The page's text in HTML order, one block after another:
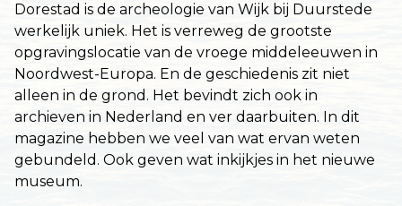
Dorestad is de archeologie van Wijk bij Duurstede
werkelijk uniek. Het is verreweg de grootste
opgravingslocatie van de vroege middeleeuwen in
Noordwest-Europa. En de geschiedenis zit niet
alleen in de grond. Het bevindt zich ook in
archieven in Nederland en ver daarbuiten. In dit
magazine hebben we veel van wat ervan weten
gebundeld. Ook geven wat inkijkjes in het nieuwe
museum.